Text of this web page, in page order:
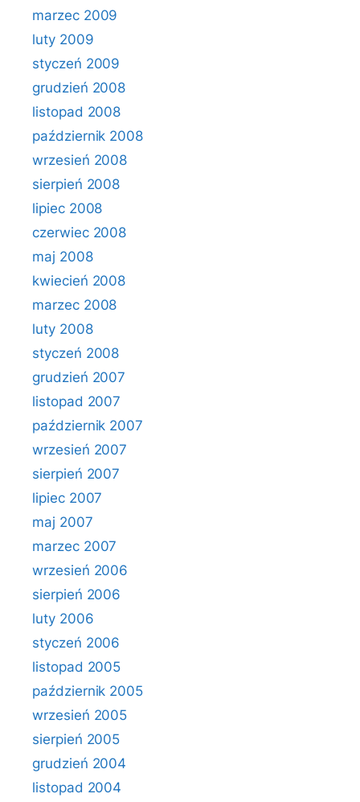
marzec 2009
luty 2009
styczeń 2009
grudzień 2008
listopad 2008
październik 2008
wrzesień 2008
sierpień 2008
lipiec 2008
czerwiec 2008
maj 2008
kwiecień 2008
marzec 2008
luty 2008
styczeń 2008
grudzień 2007
listopad 2007
październik 2007
wrzesień 2007
sierpień 2007
lipiec 2007
maj 2007
marzec 2007
wrzesień 2006
sierpień 2006
luty 2006
styczeń 2006
listopad 2005
październik 2005
wrzesień 2005
sierpień 2005
grudzień 2004
listopad 2004